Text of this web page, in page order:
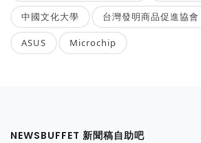
中國文化大學 台灣發明商品促進協會
ASUS Microchip
NEWSBUFFET 新聞稿自助吧